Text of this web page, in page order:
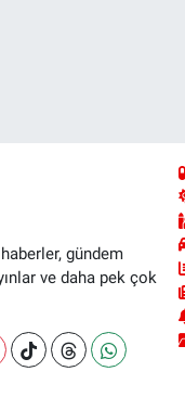
gündem
ve daha pek çok